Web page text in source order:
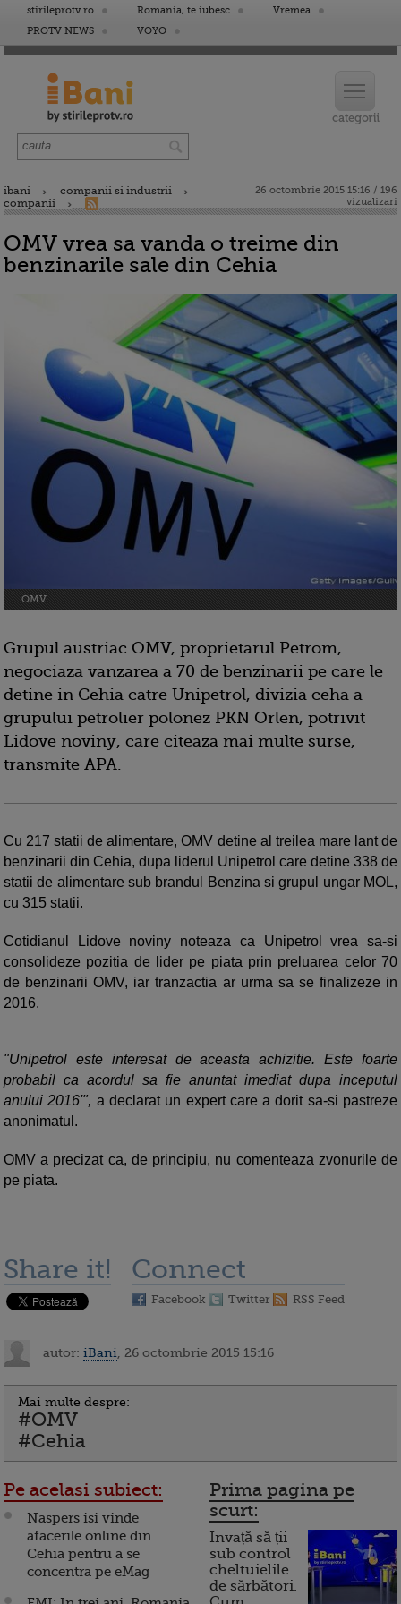
stirileprotv.ro Romania, te iubesc
Vremea
PROTV NEWS
VOYO
ibani
companii si industrii
companii
26 octombrie 2015 15:16 / 196
vizualizari
OMV vrea sa vanda o treime din
benzinarile sale din Cehia
OMV
Grupul austriac OMV, proprietarul Petrom,
negociaza vanzarea a 70 de benzinarii pe care le
detine in Cehia catre Unipetrol, divizia ceha a
grupului petrolier polonez PKN Orlen, potrivit
Lidove noviny, care citeaza mai multe surse,
transmite APA.
Cu 217 statii de alimentare, OMV detine al treilea mare lant de
benzinarii din Cehia, dupa liderul Unipetrol care detine 338 de
statii de alimentare sub brandul Benzina si grupul ungar MOL,
cu 315 statii.
Cotidianul Lidove noviny noteaza ca Unipetrol vrea sa-si
consolideze pozitia de lider pe piata prin preluarea celor 70
de benzinarii OMV, iar tranzactia ar urma sa se finalizeze in
2016.
"Unipetrol este interesat de aceasta achizitie. Este foarte
probabil ca acordul sa fie anuntat imediat dupa inceputul
anului 2016'", a declarat un expert care a dorit sa-si pastreze
anonimatul.
OMV a precizat ca, de principiu, nu comenteaza zvonurile de
pe piata.
Share it! Connect
Facebook Twitter RSS Feed
autor: iBani , 26 octombrie 2015 15:16
Mai multe despre:
#OMV
#Cehia
Pe acelasi subiect:
Naspers isi vinde
afacerile online din
Cehia pentru a se
concentra pe eMag
Prima pagina pe
scurt:
Invață să ții
sub control
cheltuielile
de sărbători.